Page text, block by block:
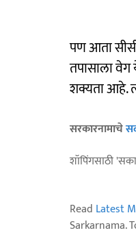
पण आता
तपासाला
शक्यता आहे.
सरकारनामाचे
शॉपिंगसाठी
Read Latest
Sarkarnama.